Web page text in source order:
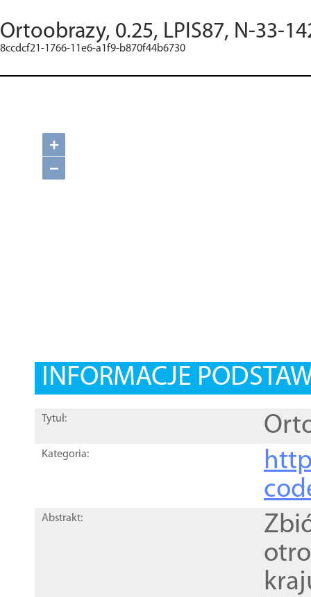
Ortoobrazy, 0.25, LPIS87, N-33-
8ccdcf21-1766-11e6-a1f9-b870f44b6730
+
−
INFORMACJE
Tytuł:
Kategoria:
Abstrakt: